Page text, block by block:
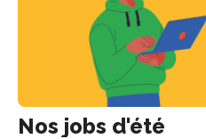
Nos jobs d'été